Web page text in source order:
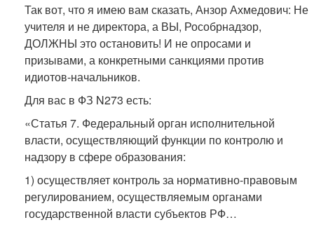
Так вот, что я имею вам сказать, Анзор Ахмедович: Не
учителя и не директора, а ВЫ, Рособрнадзор,
ДОЛЖНЫ это остановить! И не опросами и
призывами, а конкретными санкциями против
идиотов-начальников.
Для вас в ФЗ N273 есть:
«Статья 7. Федеральный орган исполнительной
власти, осуществляющий функции по контролю и
надзору в сфере образования:
1) осуществляет контроль за нормативно-правовым
регулированием, осуществляемым органами
государственной власти субъектов РФ…